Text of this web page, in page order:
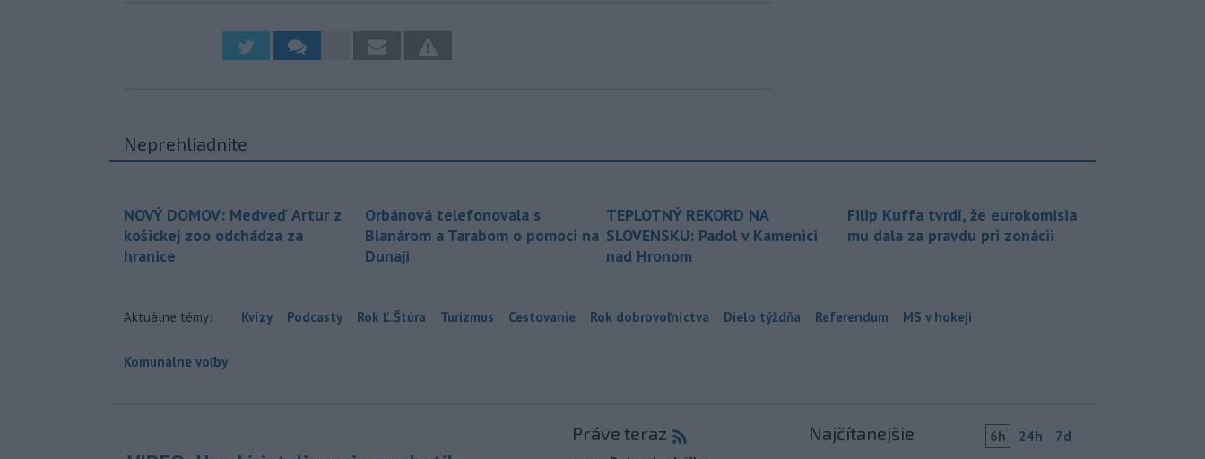
Neprehliadnite
NOVÝ DOMOV: Medveď Artur z
košickej zoo odchádza za
hranice
Orbánová telefonovala s
Blanárom a Tarabom o pomoci na
Dunaji
TEPLOTNÝ REKORD NA
SLOVENSKU: Padol v Kamenici
nad Hronom
Filip Kuffa tvrdí, že eurokomisia
mu dala za pravdu pri zonácii
Aktuálne témy: Kvízy Podcasty Rok Ľ.Štúra Turizmus Cestovanie Rok dobrovoľníctva Dielo týždňa Referendum MS v hokeji
Komunálne voľby
Práve teraz Najčítanejšie 6h 24h 7d